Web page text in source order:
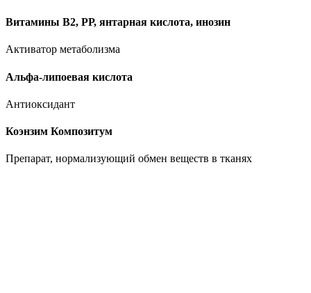
Витамины В2, РР, янтарная кислота, инозин
Активатор метаболизма
Альфа-липоевая кислота
Антиоксидант
Коэнзим Композитум
Препарат, нормализующий обмен веществ в тканях